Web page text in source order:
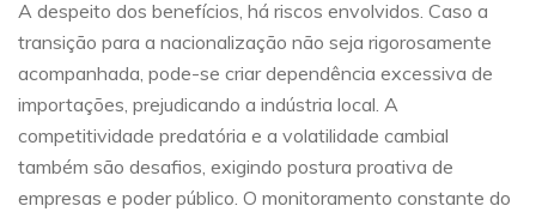
A despeito dos benefícios, há riscos envolvidos. Caso a
transição para a nacionalização não seja rigorosamente
acompanhada, pode-se criar dependência excessiva de
importações, prejudicando a indústria local. A
competitividade predatória e a volatilidade cambial
também são desafios, exigindo postura proativa de
empresas e poder público. O monitoramento constante do